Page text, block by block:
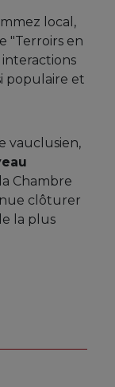
local,
"Terroirs en
populaire et
vauclusien,
Chambre
clôturer
la plus